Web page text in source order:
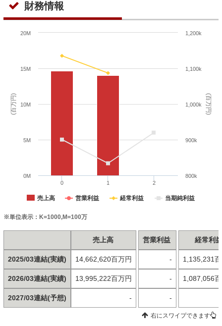
財務情報
(百万円) (百万円)
売上高 営業利益 経常利益 当期純利益
0 1 2
0M
5M
10M
15M
20M
800k
900k
1,000k
1,100k
1,200k
※単位表示：K=1000,M=100万
2025/03連結(実績)
2026/03連結(実績)
2027/03連結(予想)
売上高
14,662,620百万円
13,995,222百万円
-
営業利益
-
-
-
経常利益
1,135,231
1,087,056
右にスワイプできます